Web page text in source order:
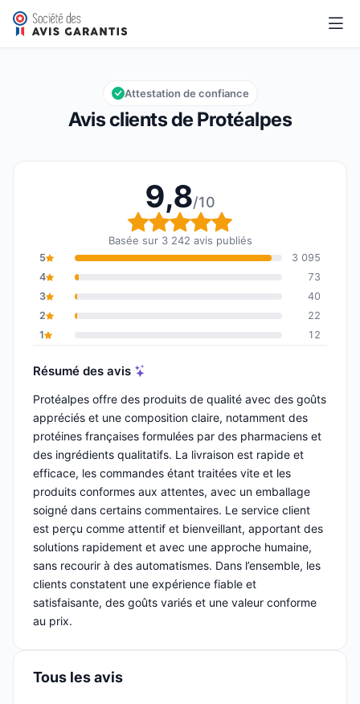
Protéalpes
Note globale : 9,8 sur 10
9,8/10
Avis clients de Protéalpes
Attestation de confiance
9,8/10
Note globale : 9,8 sur
Basée sur 3 242 avis publiés
5
3 095
4
73
3
40
2
22
1
12
Résumé des avis
Protéalpes offre des produits de qualité avec des goûts
appréciés et une composition claire, notamment des
protéines françaises formulées par des pharmaciens et
des ingrédients qualitatifs. La livraison est rapide et
efficace, les commandes étant traitées vite et les
produits conformes aux attentes, avec un emballage
soigné dans certains commentaires. Le service client
est perçu comme attentif et bienveillant, apportant des
solutions rapidement et avec une approche humaine,
sans recourir à des automatismes. Dans l’ensemble, les
clients constatent une expérience fiable et
satisfaisante, des goûts variés et une valeur conforme
au prix.
Tous les avis